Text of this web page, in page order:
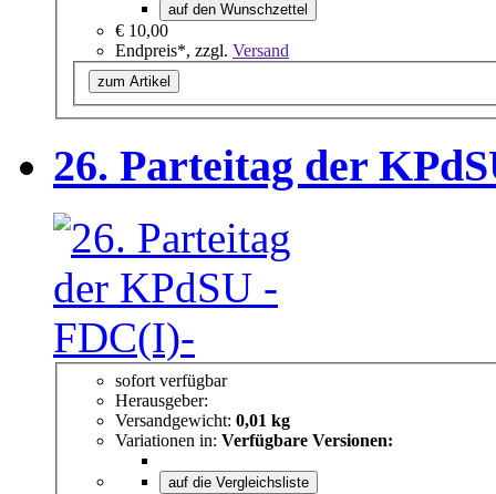
auf den Wunschzettel
€ 10,00
Endpreis*, zzgl. Versand
zum Artikel
26. Parteitag der
sofort verfügbar
Herausgeber:
Versandgewicht: 0,01 kg
Variationen in: Verfügbare Versionen:
auf die Vergleichsliste